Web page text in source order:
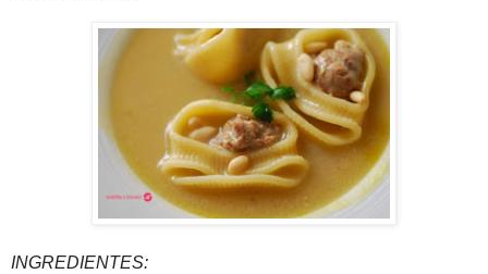
INGREDIENTES: